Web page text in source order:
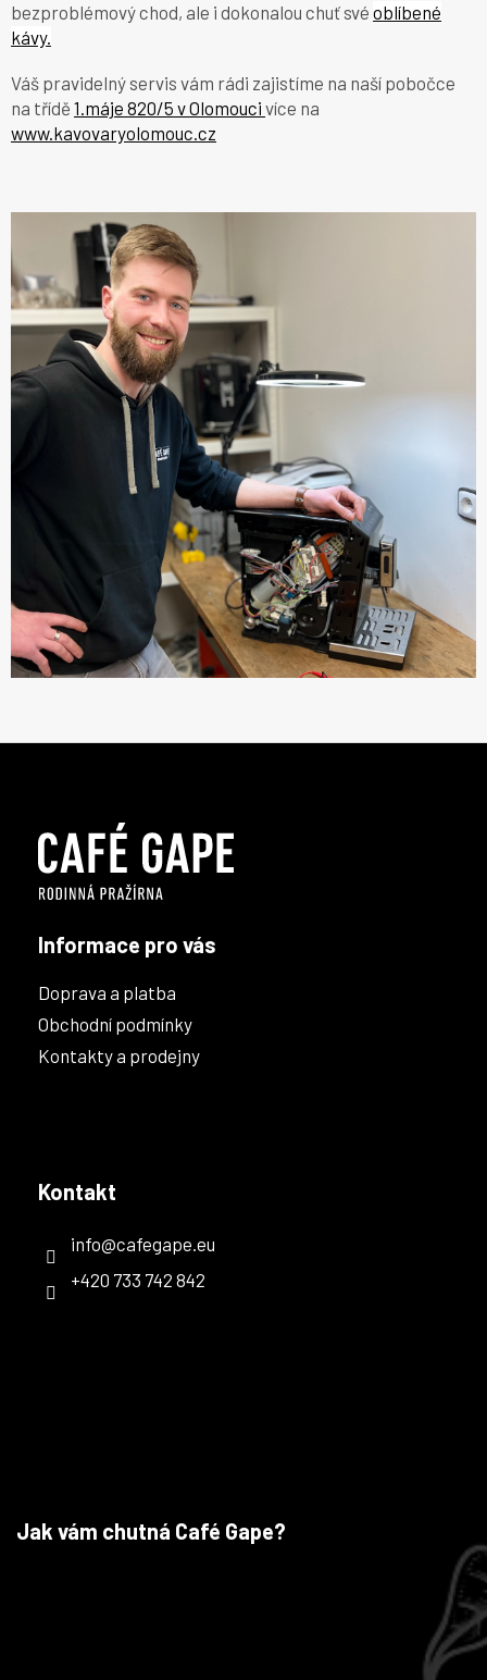
bezproblémový chod, ale i dokonalou chuťsvé oblíbené
kávy.
Váš pravidelný servis vám rádi zajistíme na naší pobočce
na třídě 1.máje 820/5 v Olomouci více na
www.kavovaryolomouc.cz
Informace pro vás
Doprava a platba
Obchodní podmínky
Kontakty a prodejny
Kontakt
info@cafegape.eu
+420 733 742 842
Jak vám chutná Café Gape?